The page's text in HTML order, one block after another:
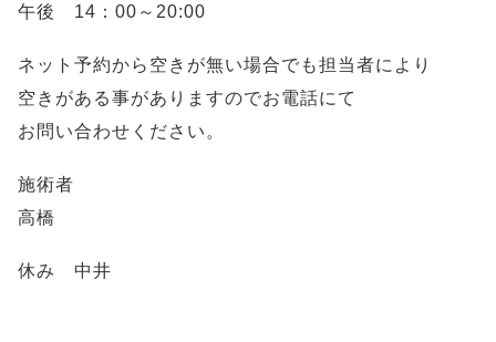
午後 14：00～20:00
ネット予約から空きが無い場合でも担当者により
空きがある事がありますのでお電話にて
お問い合わせください。
施術者
高橋
休み 中井